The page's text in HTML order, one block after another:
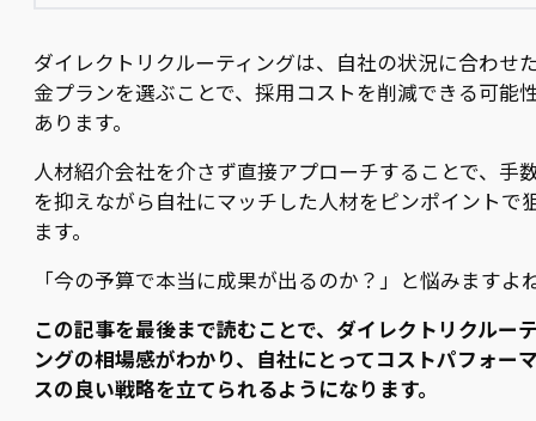
ダイレクトリクルーティングは、自社の状況に合わせ
金プランを選ぶことで、採用コストを削減できる可能
あります。
人材紹介会社を介さず直接アプローチすることで、手
を抑えながら自社にマッチした人材をピンポイントで
ます。
「今の予算で本当に成果が出るのか？」と悩みますよ
この記事を最後まで読むことで、ダイレクトリクルー
ングの相場感がわかり、自社にとってコストパフォー
スの良い戦略を立てられるようになります。